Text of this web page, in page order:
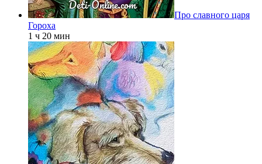
Про славного царя
Гороха
1 ч 20 мин